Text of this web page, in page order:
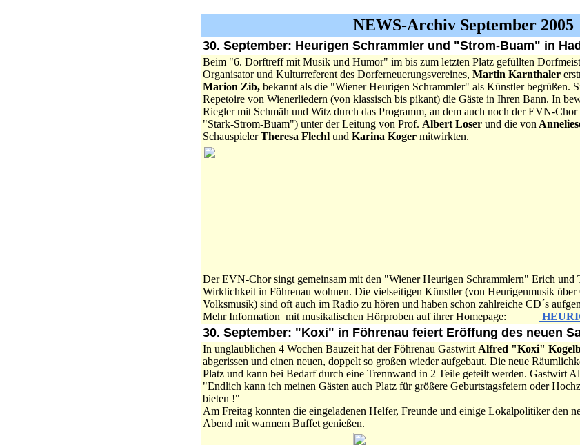
NEWS-Archiv September 2005
30. September: Heurigen Schrammler und "Strom-Buam" in
Beim "6. Dorftreff mit Musik und Humor" im bis zum letzten Platz gefüllten
Organisator und Kulturreferent des Dorferneuerungsvereines, Martin Karnthaler
Marion Zib, bekannt als die "Wiener Heurigen Schrammler" als Künstler begrüßen.
Repetoire von Wienerliedern (von klassisch bis pikant) die Gäste in Ihren Bann. In
Riegler mit Schmäh und Witz durch das Programm, an dem auch noch der EVN-
"Stark-Strom-Buam") unter der Leitung von Prof. Albert Loser und die von
SchauspielerTheresa Flechl und Karina Koger mitwirkten.
Der EVN-Chor singt gemeinsam mit den "Wiener Heurigen Schrammlern" Erich und
Wirklichkeit in Föhrenau wohnen. Die vielseitigen Künstler (von Heurigenmusik über
Volksmusik) sind oft auch im Radio zu hören und haben schon zahlreiche CD´s
Mehr Information mit musikalischen Hörproben auf ihrer Homepage:
30. September: "Koxi" in Föhrenau feiert Eröffung des neuen
In unglaublichen 4 Wochen Bauzeit hat der Föhrenau Gastwirt Alfred "Koxi"
abgerissen und einen neuen, doppelt so großen wieder aufgebaut. Die neue
Platz und kann bei Bedarf durch eine Trennwand in 2 Teile geteilt werden. Gastwirt
"Endlich kann ich meinen Gästen auch Platz für größere Geburtstagsfeiern oder
bieten !"
Am Freitag konnten die eingeladenen Helfer, Freunde und einige Lokalpolitiker den
Abend mit warmem Buffet genießen.